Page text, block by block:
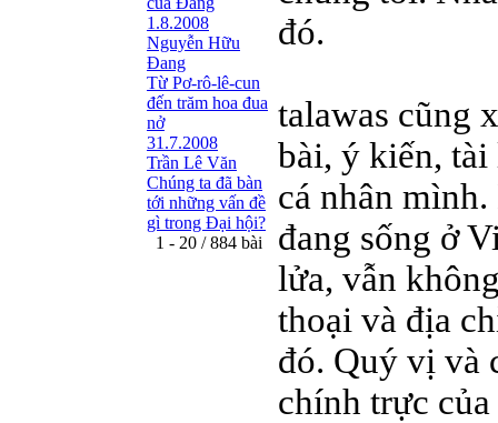
1.8.2008
Nguyễn Hữu
Đang
Từ Pơ-rô-lê-cun
đến trăm hoa đua
nở
31.7.2008
Trần Lê Văn
Chúng ta đã bàn
tới những vấn đề
gì trong Đại hội?
1 - 20 / 884 bài
đó.
talawas cũng
bài, ý kiến,
cá nhân
đang sống ở
lửa, vẫn
thoại và địa
đó. Quý vị và
chính trực